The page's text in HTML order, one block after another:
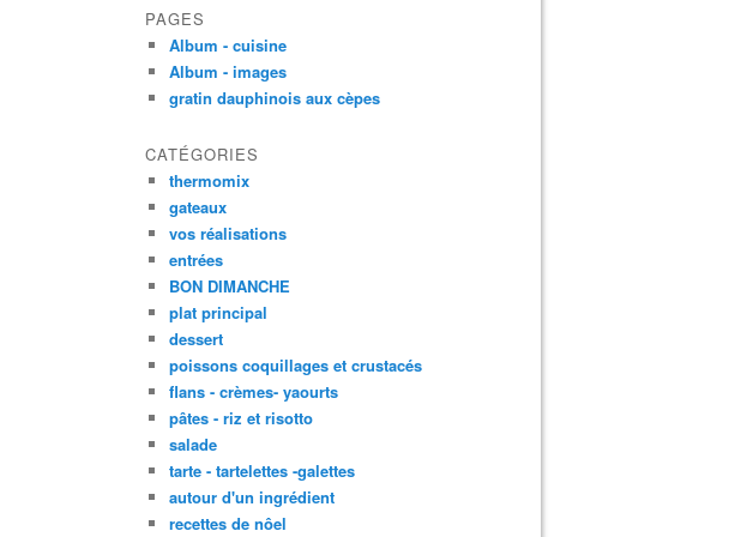
PAGES
Album - cuisine
Album - images
gratin dauphinois aux cèpes
CATÉGORIES
thermomix
gateaux
vos réalisations
entrées
BON DIMANCHE
plat principal
dessert
poissons coquillages et crustacés
flans - crèmes- yaourts
pâtes - riz et risotto
salade
tarte - tartelettes -galettes
autour d'un ingrédient
recettes de nôel